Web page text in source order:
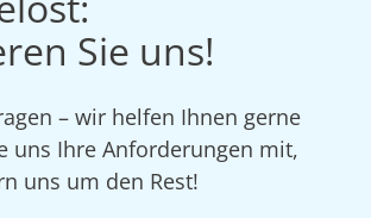
Sie uns!
– wir helfen Ihnen gerne
uns Ihre Anforderungen mit,
uns um den Rest!